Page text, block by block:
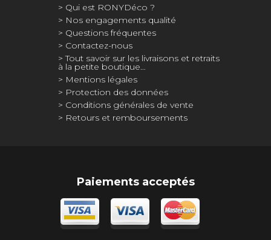
Qui est RONYDéco ?
Nos engagements qualité
Questions fréquentes
Contactez-nous
Tout savoir sur les livraisons et retraits
à la petite boutique…
Mentions légales
Protection des données
Conditions générales de vente
Retours et remboursements
Paiements acceptés